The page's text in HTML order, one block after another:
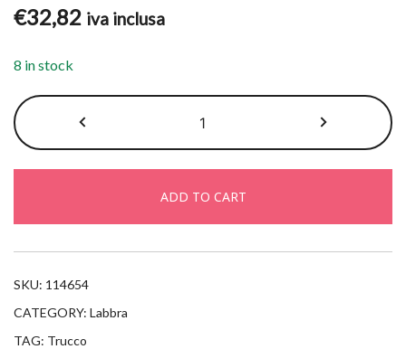
€32,82 iva inclusa
8 in stock
rouge
pur
the
slim
nº1966
ADD TO CART
SKU: 114654
CATEGORY: Labbra
TAG: Trucco